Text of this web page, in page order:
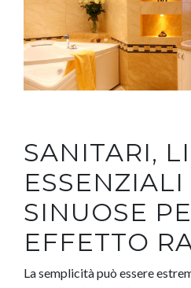
SANITARI,
ESSENZIALI
SINUOSE
EFFETTO
La semplicità può essere